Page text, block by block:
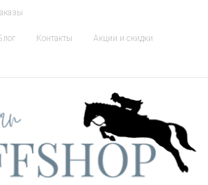
Контакты Акции и скидки